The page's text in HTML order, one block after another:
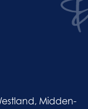
Midden-